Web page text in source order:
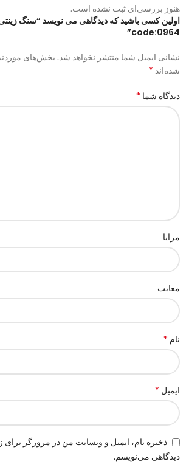
هنوز بررسی‌ای ثبت نشده است.
اولین کسی باشید که دیدگاهی می نویسد “سنگ
code:0964”
نشانی ایمیل شما منتشر نخواهد شد. بخش‌های
شده‌اند *
دیدگاه شما *
مزایا
معایب
نام *
ایمیل *
ذخیره نام، ایمیل و وبسایت من در مرورگر برای
دیدگاهی می‌نویسم.